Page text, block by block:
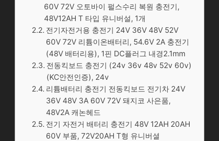
60V 72V 오토바이 펄스수리 복원 충전기,
48V12AH T 타입 유니버설, 1개
전기자전거용 충전기 24V 36V 48V 52V
60V 72V 리튬이온배터리, 54.6V 2A 충전기
(48V 배터리용), 1핀 DC플러그 내경2.1mm
전동킥보드 충전기 (24v 36v 48v 52v 60v)
(KC안전인증), 24v
리튬배터리 충전기 전동킥보드 전기차 24V
36V 48V 3A 60V 72V 돼지코 사은품,
48V2A 캐논헤드
전기 자전거 배터리 충전기 48V 12AH 20AH
60V 부품, 72V20AH T형 유니버셜